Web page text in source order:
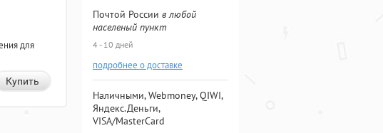
для
Купить
Почтой России в любой
населеный пункт
4 - 10 дней
подробнее о доставке
Наличными, Webmoney, QIWI,
Яндекс.Деньги,
VISA/MasterCard